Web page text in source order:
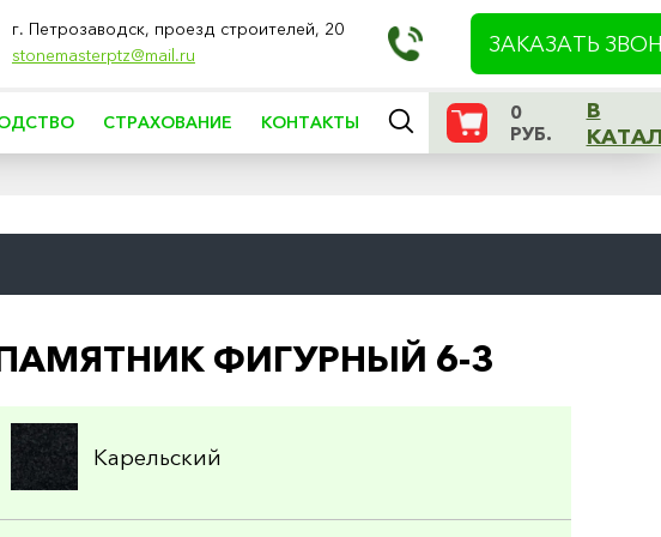
г. Петрозаводск, проезд строителей, 20
stonemasterptz@mail.ru
ЗАКАЗАТЬ
СТРАХОВАНИЕ КОНТАКТЫ
0
РУБ.
В
ФИГУРНЫЙ 6-3
Карельский